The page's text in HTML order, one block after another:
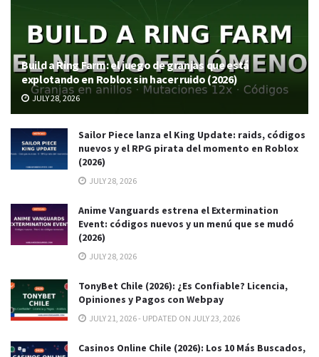
Build a Ring Farm: el juego de granjas que está
explotando en Roblox sin hacer ruido (2026)
JULY 28, 2026
Sailor Piece lanza el King Update: raids, códigos
nuevos y el RPG pirata del momento en Roblox
(2026)
JULY 28, 2026
Anime Vanguards estrena el Extermination
Event: códigos nuevos y un menú que se mudó
(2026)
JULY 28, 2026
TonyBet Chile (2026): ¿Es Confiable? Licencia,
Opiniones y Pagos con Webpay
JULY 21, 2026 - UPDATED ON JULY 23, 2026
Casinos Online Chile (2026): Los 10 Más Buscados,